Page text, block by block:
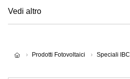
Vedi altro
Prodotti Fotovoltaici Speciali IBC